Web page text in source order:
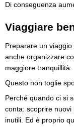
Di conseguenza
Viaggiare
Preparare un
anche organizzare
maggiore tranquillità.
Questo non toglie
Perché quando ci si
conta: scoprire
inutili. Ed è proprio